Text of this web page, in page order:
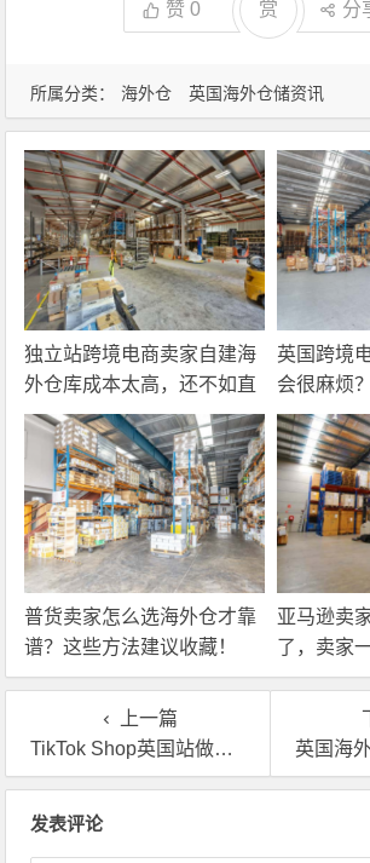
所属分类： 海外仓 英国海外仓储资讯
赞0 赏 分
独立站跨境电商卖家自建海
外仓库成本太高，还不如直
接找第三方自营海外仓！
英国跨境
会很麻烦
还是在海
普货卖家怎么选海外仓才靠
谱？这些方法建议收藏！
亚马逊卖
了，卖家
的？
上一篇
TikTok Shop英国站做大了，但它背后的问题你可别忽略
英国海外仓助力蓝牙
发表评论